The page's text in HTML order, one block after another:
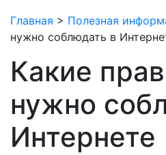
Главная > Полезная
нужно соблюдать в
Какие
нужно
Интернете